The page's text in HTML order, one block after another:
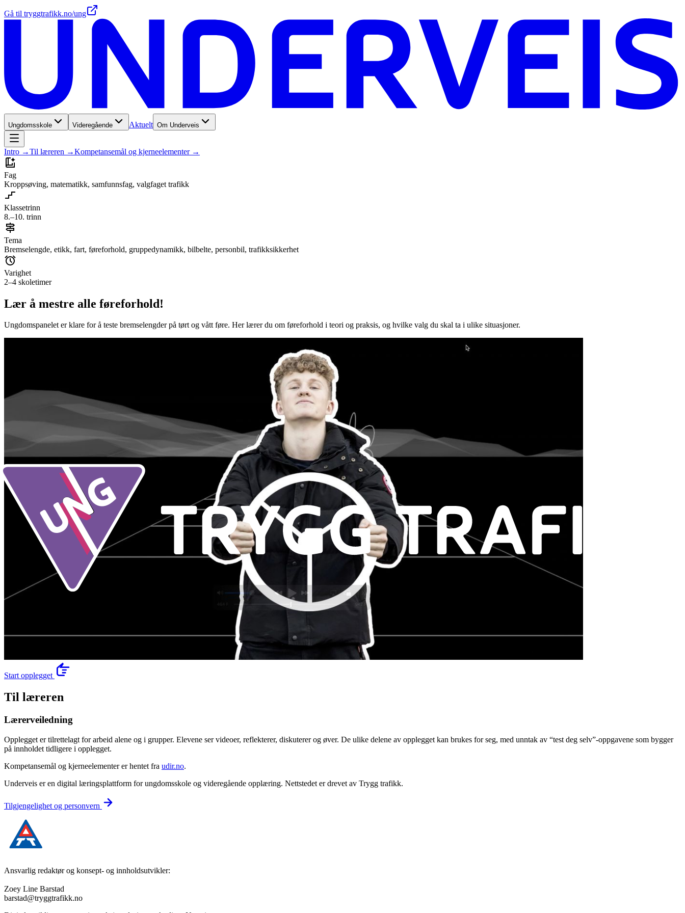
Gå til tryggtrafikk.no/ung
Ungdomsskole Videregående Aktuelt Om Underveis
Intro →Til læreren →Kompetansemål og kjerneelementer →
Fag
Kroppsøving, matematikk, samfunnsfag, valgfaget trafikk
Klassetrinn
8.–10. trinn
Tema
Bremselengde, etikk, fart, føreforhold, gruppedynamikk, bilbelte, personbil, trafikksikkerhet
Varighet
2–4 skoletimer
Lær å mestre alle føreforhold!
Ungdomspanelet er klare for å teste bremselengder på tørt og vått føre. Her lærer du om føreforhold i teori og praksis, og hvilke valg du skal ta i ulike situasjoner.
Start opplegget
Til læreren
Lærerveiledning
Opplegget er tilrettelagt for arbeid alene og i grupper. Elevene ser videoer, reflekterer, diskuterer og øver. De ulike delene av opplegget kan brukes for seg, med unntak av “test deg selv”-oppgavene som bygger
på innholdet tidligere i opplegget.
Kompetansemål og kjerneelementer er hentet fra udir.no.
Underveis er en digital læringsplattform for ungdomsskole og videregående opplæring. Nettstedet er drevet av Trygg trafikk.
Tilgjengelighet og personvern
Ansvarlig redaktør og konsept- og innholdsutvikler:
Zoey Line Barstad
barstad@tryggtrafikk.no